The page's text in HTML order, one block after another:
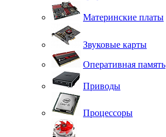
Материнские платы
Звуковые карты
Оперативная память
Приводы
Процессоры